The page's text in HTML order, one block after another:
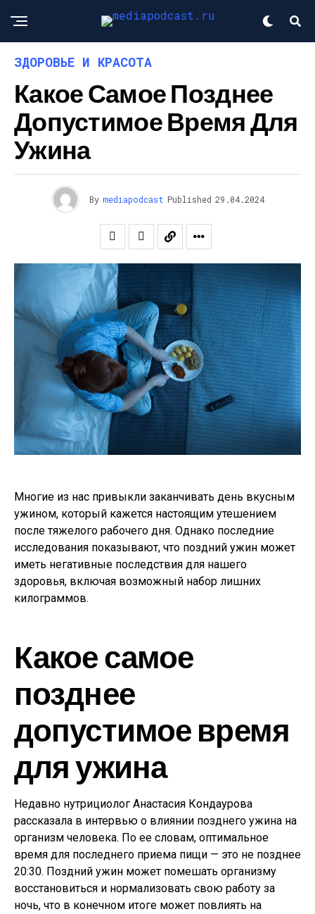
ЗДОРОВЬЕ И КРАСОТА
Какое Самое Позднее
Допустимое Время Для
Ужина
By mediapodcast Published 29.04.2024
Многие из нас привыкли заканчивать день вкусным
ужином, который кажется настоящим утешением
после тяжелого рабочего дня. Однако последние
исследования показывают, что поздний ужин может
иметь негативные последствия для нашего
здоровья, включая возможный набор лишних
килограммов.
Какое самое
позднее
допустимое время
для ужина
Недавно нутрициолог Анастасия Кондаурова
рассказала в интервью о влиянии позднего ужина на
организм человека. По ее словам, оптимальное
время для последнего приема пищи — это не позднее
20:30. Поздний ужин может помешать организму
восстановиться и нормализовать свою работу за
ночь, что в конечном итоге может повлиять на